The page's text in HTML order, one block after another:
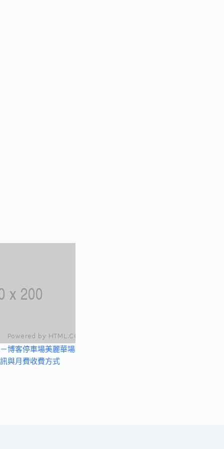
博客停車場美麗華場
與月費收費方式